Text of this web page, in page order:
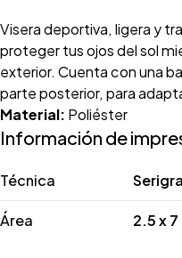
Visera deportiva, ligera y
proteger tus ojos del sol
exterior. Cuenta con una
parte posterior, para
Material: Poliéster
Información de
Técnica
Área 2.5 x 7